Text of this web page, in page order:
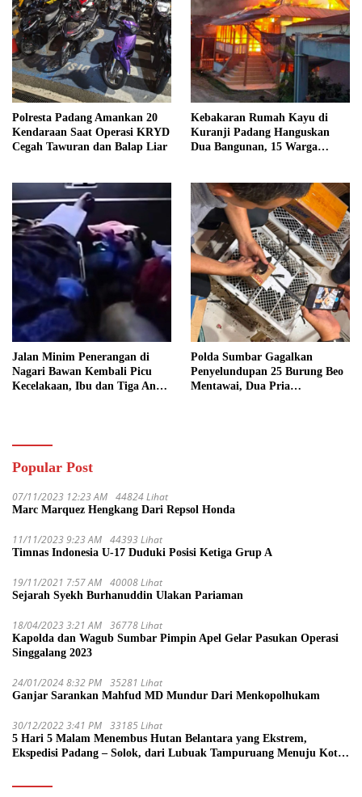
Polresta Padang Amankan 20
Kendaraan Saat Operasi KRYD
Cegah Tawuran dan Balap Liar
Kebakaran Rumah Kayu di
Kuranji Padang Hanguskan
Dua Bangunan, 15 Warga
Jalan Minim Penerangan di
Nagari Bawan Kembali Picu
Kecelakaan, Ibu dan Tiga Anak
Polda Sumbar Gagalkan
Penyelundupan 25 Burung Beo
Mentawai, Dua Pria
Popular Post
07/11/2023 12:23 AM 44824 Lihat
Marc Marquez Hengkang Dari Repsol Honda
11/11/2023 9:23 AM 44393 Lihat
Timnas Indonesia U-17 Duduki Posisi Ketiga Grup A
19/11/2021 7:57 AM 40008 Lihat
Sejarah Syekh Burhanuddin Ulakan Pariaman
18/04/2023 3:21 AM 36778 Lihat
Kapolda dan Wagub Sumbar Pimpin Apel Gelar Pasukan Operasi
Singgalang 2023
24/01/2024 8:32 PM 35281 Lihat
Ganjar Sarankan Mahfud MD Mundur Dari Menkopolhukam
30/12/2022 3:41 PM 33185 Lihat
5 Hari 5 Malam Menembus Hutan Belantara yang Ekstrem,
Ekspedisi Padang – Solok, dari Lubuak Tampuruang Menuju Koto